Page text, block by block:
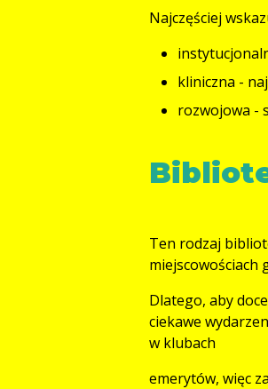
Najczęściej
kliniczna -
rozwojowa -
Ten rodzaj
miejscowościach
Dlatego, aby
ciekawe
w klubach
emerytów, więc